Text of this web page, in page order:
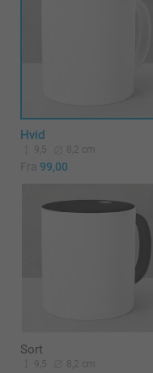
Hvid
9,5 8,2 cm
Fra 99,00
Sort
9,5 8,2 cm